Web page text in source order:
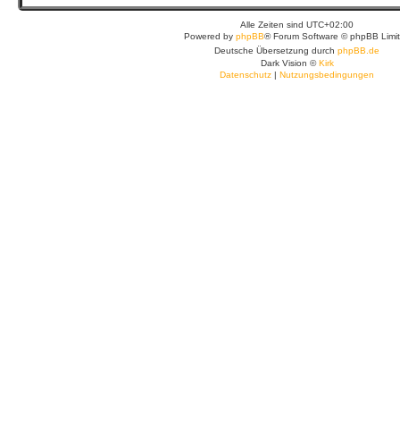
Alle Zeiten sind UTC+02:00
Powered by phpBB® Forum Software © phpBB
Deutsche Übersetzung durch phpBB.de
Dark Vision ©Kirk
Datenschutz | Nutzungsbedingungen